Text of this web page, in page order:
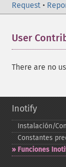
Request •
User
There are no
Inotify
Instalación/
Constantes
Funciones